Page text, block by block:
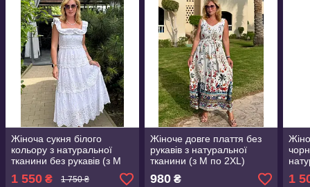
Жіноча сукня білого
кольору з натуральної
тканини без рукавів (з M
по 2XL)
1 550 ₴ 1 750 ₴
Жіноче довге плаття без
рукавів з натуральної
тканини (з M по 2XL)
980₴
по
1